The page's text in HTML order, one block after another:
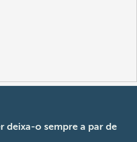
deixa-o sempre a par de